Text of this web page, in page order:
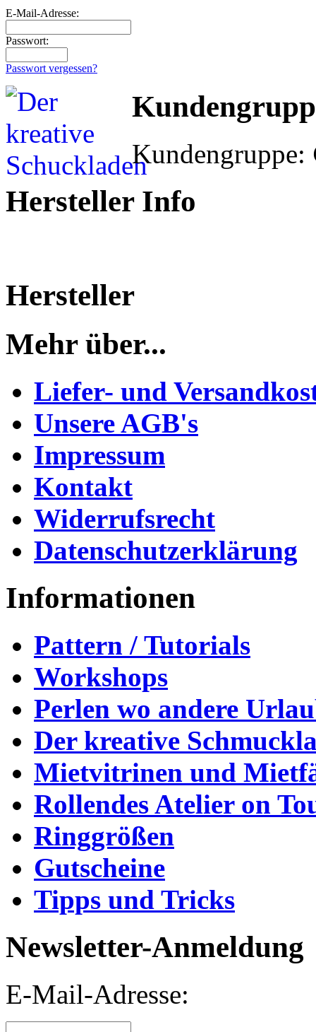
E-Mail-Adresse:
Passwort:
Passwort vergessen?
Kundengruppe:
Hersteller Info
Hersteller
Mehr über...
Liefer- und
Unsere AGB's
Impressum
Kontakt
Widerrufsrecht
Datenschutzerklärung
Informationen
Pattern / Tutorials
Workshops
Perlen wo andere
Der kreative
Mietvitrinen und
Rollendes Atelier on
Ringgrößen
Gutscheine
Tipps und Tricks
Newsletter-Anmeldung
E-Mail-Adresse: